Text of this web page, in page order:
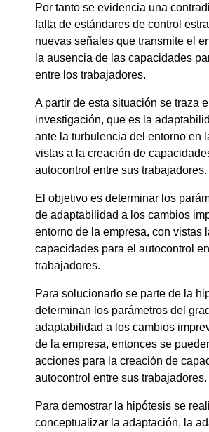
Por tanto se evidencia una
falta de estándares de control
nuevas señales que transmite el
la ausencia de las capacidades
entre los trabajadores.
A partir de esta situación se traza
investigación, que es la
ante la turbulencia del entorno en
vistas a la creación de
autocontrol entre sus trabajadores.
El objetivo es determinar los
de adaptabilidad a los cambios
entorno de la empresa, con vistas
capacidades para el autocontrol
trabajadores.
Para solucionarlo se parte de la
determinan los parámetros del
adaptabilidad a los cambios
de la empresa, entonces se
acciones para la creación de
autocontrol entre sus trabajadores.
Para demostrar la hipótesis se
conceptualizar la adaptación, la